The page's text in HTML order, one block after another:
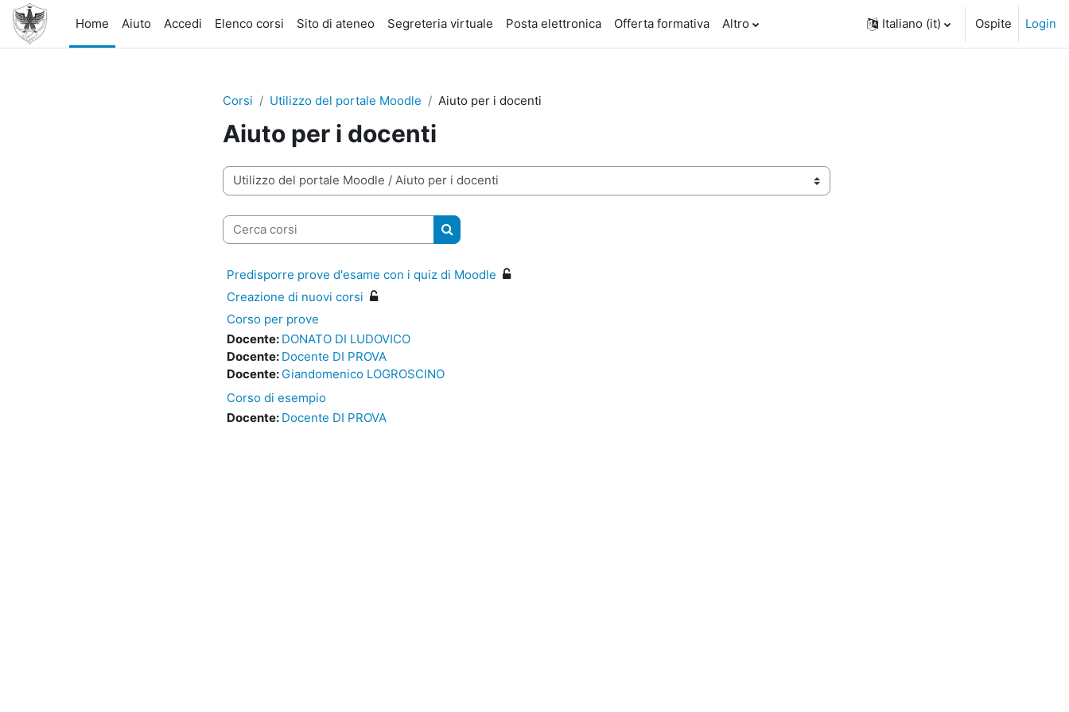
Vai al contenuto principale
Home
Aiuto Accedi Elenco corsi Sito di ateneo Segreteria virtuale Posta elettronica Offerta formativa Altro Italiano ‎(it)‎ Ospite Login
Corsi Utilizzo del portale Moodle Aiuto per i docenti
Aiuto per i docenti
Categorie di corso
Cerca corsi
Cerca corsi
Predisporre prove d'esame con i quiz di Moodle
Creazione di nuovi corsi
Corso per prove
Docente: DONATO DI LUDOVICO
Docente: Docente DI PROVA
Docente: Giandomenico LOGROSCINO
Corso di esempio
Docente: Docente DI PROVA